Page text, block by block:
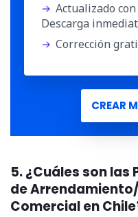
Actualizado
Descarga
Corrección
CREAR
5. ¿Cuáles son
de
Comercial en